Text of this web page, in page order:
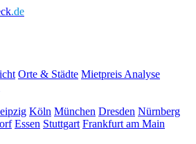
.de
Orte & Städte Mietpreis Analyse
Köln München Dresden Nürnberg
Essen Stuttgart Frankfurt am Main